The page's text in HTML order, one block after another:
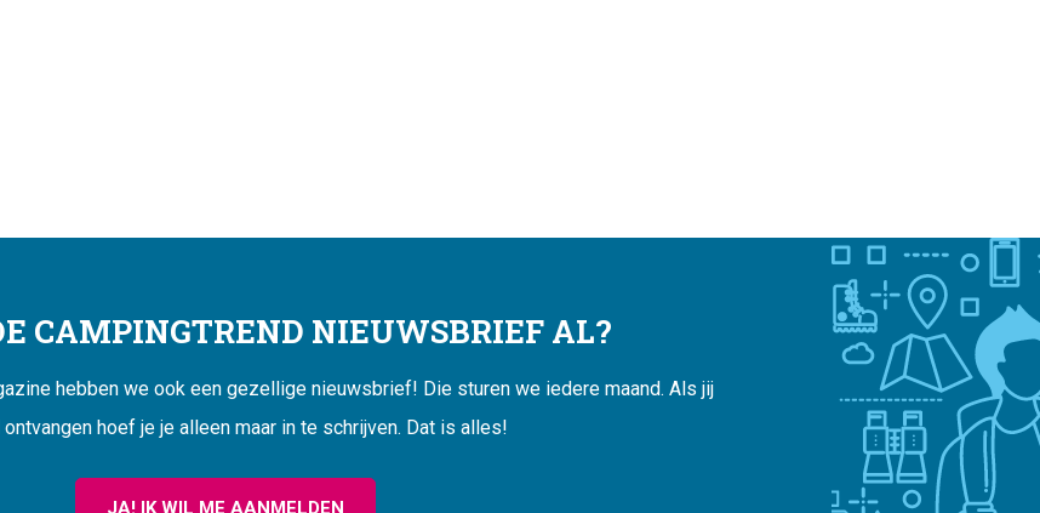
CAMPINGTREND NIEUWSBRIEF AL?
hebben we ook een gezellige nieuwsbrief! Die sturen we iedere maand. Als jij
hoef je je alleen maar in te schrijven. Dat is alles!
JA! IK WIL ME AANMELDEN